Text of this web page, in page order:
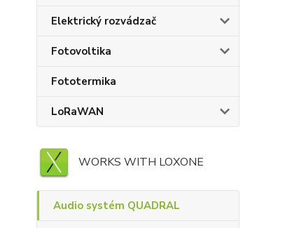
Elektrický rozvádzač
Fotovoltika
Fototermika
LoRaWAN
WORKS WITH LOXONE
Audio systém QUADRAL